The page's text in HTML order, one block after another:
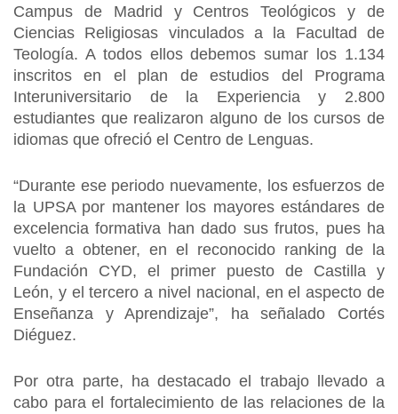
Campus de Madrid y Centros Teológicos y de
Ciencias Religiosas vinculados a la Facultad de
Teología. A todos ellos debemos sumar los 1.134
inscritos en el plan de estudios del Programa
Interuniversitario de la Experiencia y 2.800
estudiantes que realizaron alguno de los cursos de
idiomas que ofreció el Centro de Lenguas.
“Durante ese periodo nuevamente, los esfuerzos de
la UPSA por mantener los mayores estándares de
excelencia formativa han dado sus frutos, pues ha
vuelto a obtener, en el reconocido ranking de la
Fundación CYD, el primer puesto de Castilla y
León, y el tercero a nivel nacional, en el aspecto de
Enseñanza y Aprendizaje”, ha señalado Cortés
Diéguez.
Por otra parte, ha destacado el trabajo llevado a
cabo para el fortalecimiento de las relaciones de la